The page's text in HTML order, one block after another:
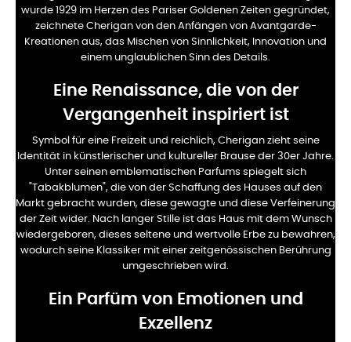
wurde 1929 im Herzen des Pariser Goldenen Zeiten gegründet,
zeichnete Cherigan von den Anfängen von Avantgarde-
Kreationen aus, das Mischen von Sinnlichkeit, Innovation und
einem unglaublichen Sinn des Details.
Eine Renaissance, die von der
Vergangenheit inspiriert ist
Symbol für eine Freizeit und reichlich, Cherigan zieht seine
Identität in künstlerischer und kultureller Brause der 30er Jahre.
Unter seinen emblematischen Parfums spiegelt sich
"Tabakblumen", die von der Schaffung des Hauses auf den
Markt gebracht wurden, diese gewagte und diese Verfeinerung
der Zeit wider. Nach langer Stille ist das Haus mit dem Wunsch
wiedergeboren, dieses seltene und wertvolle Erbe zu bewahren,
wodurch seine Klassiker mit einer zeitgenössischen Berührung
umgeschrieben wird.
Ein Parfüm von Emotionen und
Exzellenz